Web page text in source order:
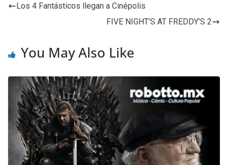
Los 4 Fantásticos llegan a Cinépolis
FIVE NIGHT’S AT FREDDY’S 2
You May Also Like